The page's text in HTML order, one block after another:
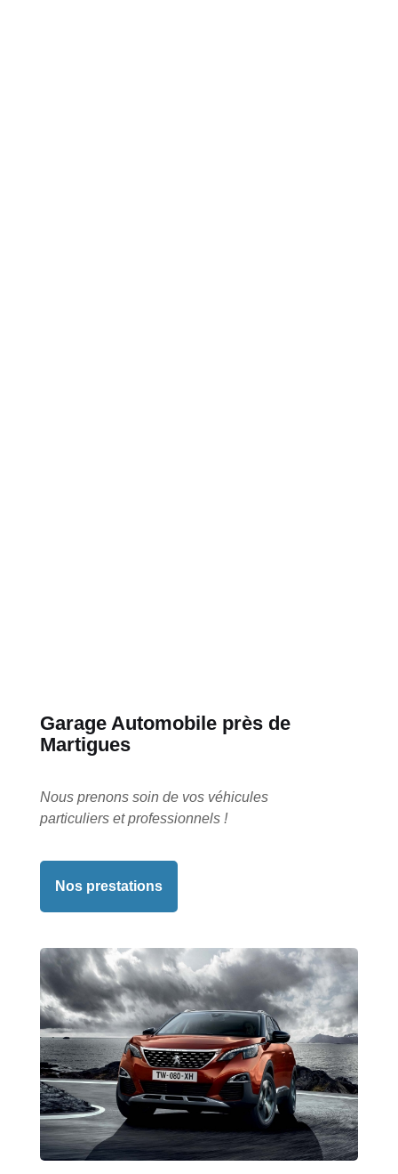
Garage Automobile près de
Martigues
Nous prenons soin de vos véhicules
particuliers et professionnels !
Nos prestations